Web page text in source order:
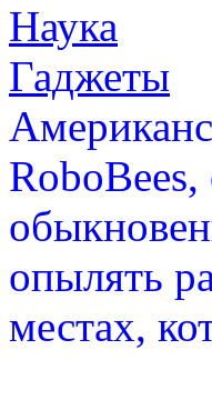
Наука
Гаджеты
опылять
местах,